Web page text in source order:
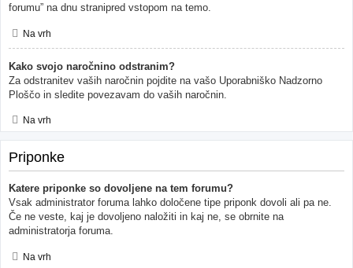
forumu” na dnu stranipred vstopom na temo.
Na vrh
Kako svojo naročnino odstranim?
Za odstranitev vaših naročnin pojdite na vašo Uporabniško Nadzorno
Ploščo in sledite povezavam do vaših naročnin.
Na vrh
Priponke
Katere priponke so dovoljene na tem forumu?
Vsak administrator foruma lahko določene tipe priponk dovoli ali pa ne.
Če ne veste, kaj je dovoljeno naložiti in kaj ne, se obrnite na
administratorja foruma.
Na vrh